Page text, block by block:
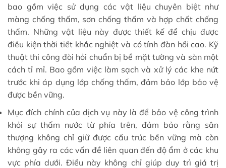
bao gồm việc sử dụng các vật liệu chuyên biệt như
màng chống thấm, sơn chống thấm và hợp chất chống
thấm. Những vật liệu này được thiết kế để chịu được
điều kiện thời tiết khắc nghiệt và có tính đàn hồi cao. Kỹ
thuật thi công đòi hỏi chuẩn bị bề mặt tường và sàn một
cách tỉ mỉ. Bao gồm việc làm sạch và xử lý các khe nứt
trước khi áp dụng lớp chống thấm, đảm bảo lớp bảo vệ
được bền vững.
Mục đích chính của dịch vụ này là để bảo vệ công trình
khỏi sự thấm nước từ phía trên, đảm bảo rằng sân
thượng không chỉ giữ được cấu trúc bền vững mà còn
không gây ra các vấn đề liên quan đến độ ẩm ở các khu
vực phía dưới. Điều này không chỉ giúp duy trì giá trị